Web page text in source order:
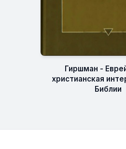
Гиршман -
христианская
Библии